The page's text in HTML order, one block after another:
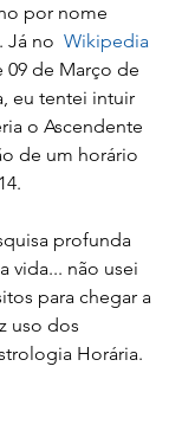
por nome
Já no Wikipedia
09 de Março de
eu tentei intuir
o Ascendente
de um horário
profunda
vida... não usei
para chegar a
uso dos
Horária.